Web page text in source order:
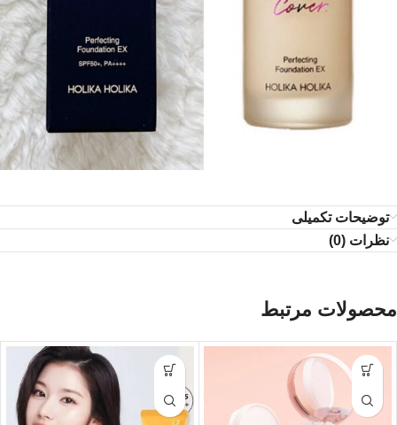
توضیحات تکمیلی
نظرات (0)
محصولات مرتبط